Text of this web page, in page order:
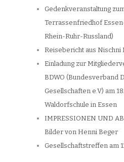
Gedenkveranstaltung
Terrassenfriedhof
Rhein-Ruhr-Russland)
Reisebericht aus Nischni
Einladung zur
BDWO (Bundesverband
Gesellschaften e.V) am
Waldorfschule in Essen
IMPRESSIONEN UND
Bilder von Henni Beger
Gesellschaftstreffen am